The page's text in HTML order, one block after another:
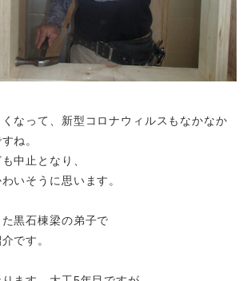
なって、新型コロナウィルスもなかなか
ね。
中止となり、
いそうに思います。
黒石棟梁の弟子で
です。